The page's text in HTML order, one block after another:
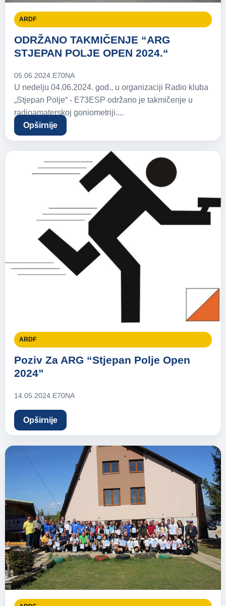
ARDF
ODRŽANO TAKMIČENJE “ARG
STJEPAN POLJE OPEN 2024.“
05.06.2024. E70NA
U nedelju 04.06.2024. god., u organizaciji Radio kluba
„Stjepan Polje“ - E73ESP održano je takmičenje u
radioamaterskoj goniometriji....
Opširnije
ARDF
Poziv Za ARG “Stjepan Polje Open
2024”
14.05.2024.E70NA
Opširnije